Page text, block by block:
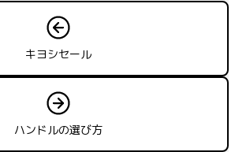
キヨシセール
ハンドルの選び方